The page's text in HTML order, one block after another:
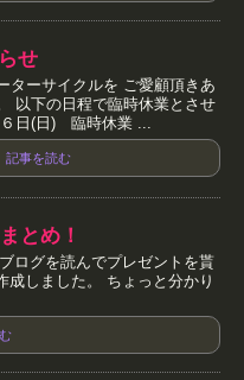
せ
ターサイクルを ご愛顧頂きあ
以下の日程で臨時休業とさせ
日(日) 臨時休業 ...
記事を読む
とめ！
ログを読んでプレゼントを貰
成しました。 ちょっと分かり